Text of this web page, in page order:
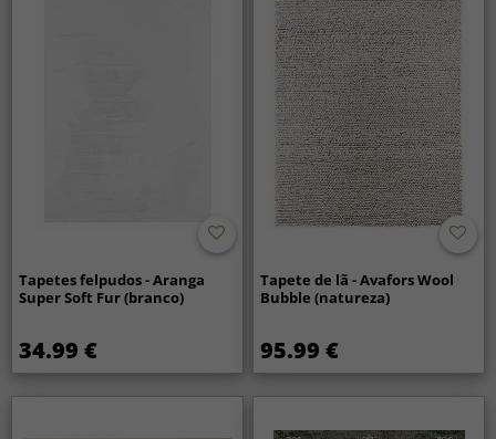
Tapetes felpudos - Aranga
Super Soft Fur (branco)
34.99 €
Tapete de lã - Avafors Wool
Bubble (natureza)
95.99 €